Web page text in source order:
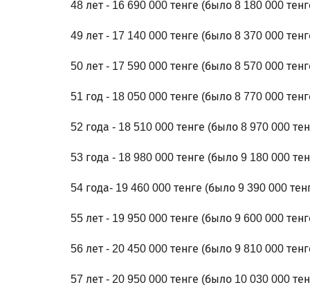
48 лет - 16 690 000 тенге (было 8 180 000
49 лет - 17 140 000 тенге (было 8 370 000
50 лет - 17 590 000 тенге (было 8 570 000
51 год - 18 050 000 тенге (было 8 770 000
52 года - 18 510 000 тенге (было 8 970 000
53 года - 18 980 000 тенге (было 9 180 000
54 года- 19 460 000 тенге (было 9 390 000
55 лет - 19 950 000 тенге (было 9 600 000
56 лет - 20 450 000 тенге (было 9 810 000
57 лет - 20 950 000 тенге (было 10 030 000